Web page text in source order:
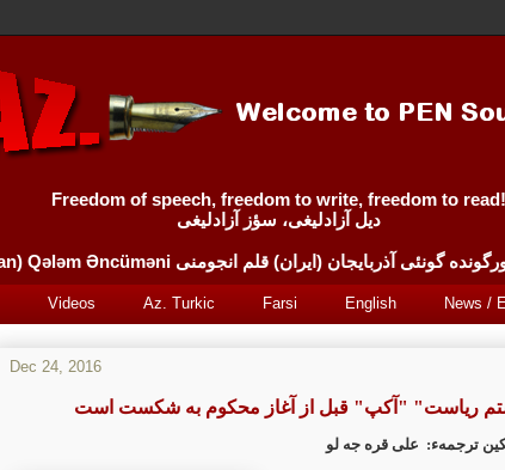
Freedom of speech, freedom to write, freedom to read!
دیل آزادلیغی، سؤز آزادلیغی
Videos Az. Turkic Farsi English News /
Dec 24, 2016
ریاست" "آکپ" قبل از آغاز محکوم به شکست است
ترجمهء: علی قره جه لو